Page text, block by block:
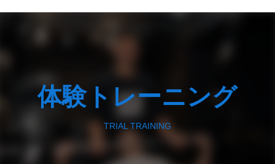
体験トレーニング
TRIAL TRAINING